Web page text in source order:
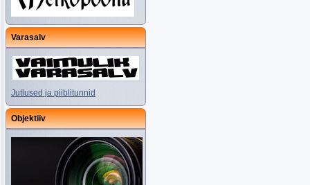
Varasalv
Jutlused ja piiblitunnid
Objektiiv